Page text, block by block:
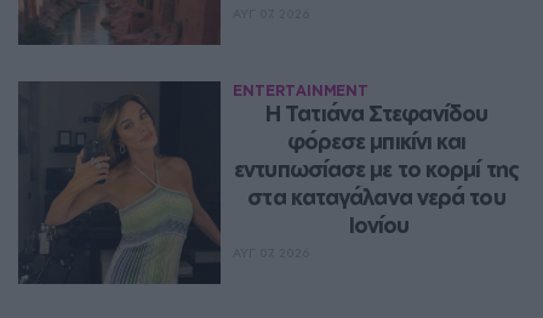
ENTERTAINMENT
Η Τατιάνα Στεφανίδου
φόρεσε μπικίνι και
εντυπωσίασε με το κορμί της
στα καταγάλανα νερά του
Ιονίου